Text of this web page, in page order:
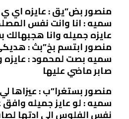
منصور بض”يق : عايزه اي
سميه : انا وانت نفس
عايزه جميله وانا
منصور ابتسم بخ”بث :
سميه بصت لمحمود : عايزه
صابر ماضي عليها
منصور بستغرا”ب : عيزاها لي
سميه : لو عايز جميله
نفس الفلوس الي ادتها